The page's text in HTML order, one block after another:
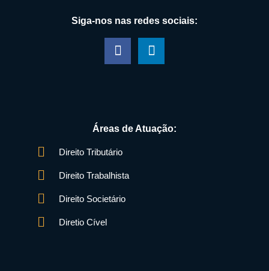
Siga-nos nas redes sociais:
Áreas de Atuação:
Direito Tributário
Direito Trabalhista
Direito Societário
Diretio Cível